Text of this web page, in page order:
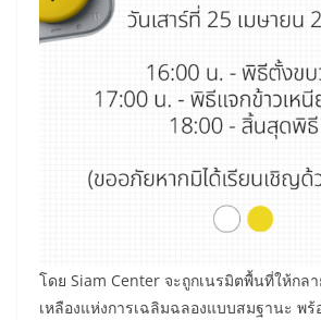
โดย Siam Center จะถูกเนรมิตพื้นที่ให้กล
เหลืองแห่งการเฉลิมฉลองแบบสมฐานะ พ